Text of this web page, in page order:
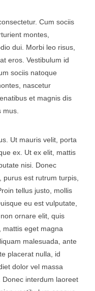
Cum sociis
montes,
dui. Morbi leo risus,
eros. Vestibulum id
sociis natoque
nascetur
et magnis dis
Ut mauris velit, porta
ex. Ut ex elit, mattis
nisi. Donec
purus est rutrum turpis,
tellus justo, mollis
eu est vulputate,
ornare elit, quis
mattis eget magna
malesuada, ante
placerat nulla, id
dolor vel massa
interdum laoreet